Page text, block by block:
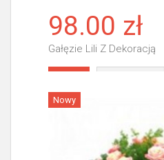
98.00 zł
Gałęzie Lili Z Dekoracją
Nowy